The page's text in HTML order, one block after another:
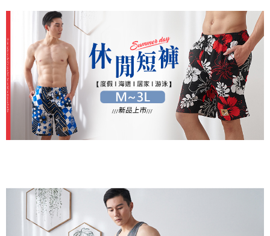
帳／街口支付／iPASS MONEY」等通路繳費。
【注意事項】
1.本服務係由「台灣大哥大股份有限公司」（以下簡稱本公司）所提供，讓
用戶於交易時，得透過本服務購買商品或服務，並由商店將買賣／分期付款
買賣價金債權讓與本公司後，依約使用本公司帳單繳交帳款。
2.基於同意付款使用「大哥付你分期」之契約關係目的，商店將以您的個人
資料（包含姓名、電話或地址）提供予台灣大哥大進項蒐集、處理及利用，
由本公司與您本人進行分期帳單所需資料之確認、核對及更正。
3.完整用戶服務條款，請詳閱以下連結：
https://oppay.tw/userRule
結帳頁面，進行簡訊認證並確認金額後，即可完成結帳。
２．訂單成立數日內，您將收到繳費通知簡訊。
３．收到繳費通知簡訊後14天內，點擊此簡訊中的連結，可透過四大超商／
ATM／網路銀行／等多元方式進行付款，方視為交易完成。
※ 請注意：結帳手續完成當下不需立刻繳費，但若您需要取消訂單，請聯絡
購買商品的店家。未經商家同意取消之訂單仍視為有效，需透過AFTEE先享
後付繳納相關費用。
※ 交易是否成功請以「AFTEE先享後付 」之結帳頁面顯示為準，若有關於
是否繳費成功／繳費後需取消欲退款等相關疑問，請聯繫「AFTEE先享後付
客戶支援中心」https://netprotections.freshdesk.com/support/home
【注意事項】
https://aftee.tw/terms/#terms3
３．未成年的使用者請事先徵得法定代理人或監護人之同意方可使用
「AFTEE先享後付」，若未經同意申辦者引起之損失，本公司不負相關責
任。
４．使用「AFTEE先享後付」時，將依據個別帳號之用戶狀況，依本公司即
運送方式
全家取貨付款
每筆NT$80，滿NT$499(含以上)免運費
付款後全家取貨
每筆NT$80，滿NT$499(含以上)免運費
萊爾富取貨付款
每筆NT$80，滿NT$799(含以上)免運費
7-11取貨付款
每筆NT$80，滿NT$799(含以上)免運費
付款後7-11取貨